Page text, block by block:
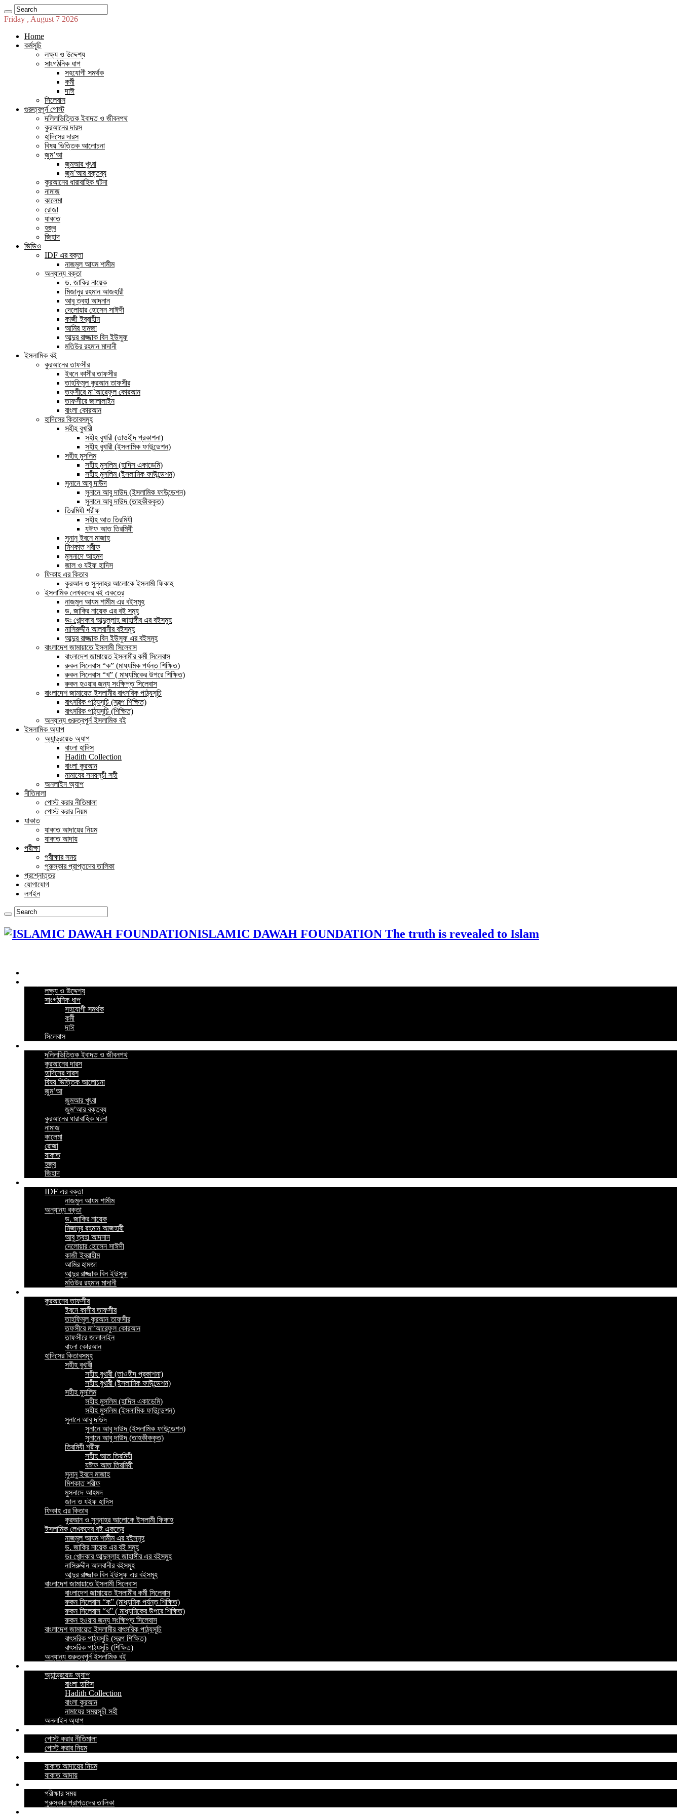
Friday , August 7 2026
Home
কর্মসূচি
লক্ষ্য ও উদ্দেশ্য
সাংগঠনিক ধাপ
সহযোগী সমর্থক
কর্মী
দাঈ
সিলেবাস
গুরুত্বপূর্ন পোস্ট
দলিলভিত্তিক ইবাদত ও জীবনপথ
কুরআনের দারস
হাদিসের দারস
বিষয় ভিত্তিক আলোচনা
জুম’আ
জুমআর খুৎবা
জুম’আর বক্তব্য
কুরআনের ধারাবাহিক ঘটনা
নামাজ
কালেমা
রোজা
যাকাত
হজ্ব
জিহাদ
ভিডিও
IDF এর বক্তা
নাজমুল আযম শামীম
অন্যান্য বক্তা
ড. জাকির নায়েক
মিজানুর রহমান আজহারী
আবু ত্বহা আদনান
দেলোয়ার হোসেন সাঈদী
কাজী ইব্রাহীম
আমির হামজা
আব্দুর রাজ্জাক বিন ইউসুফ
মতিউর রহমান মাদানী
ইসলামিক বই
কুরআনের তাফসীর
ইবনে কাসীর তাফসীর
তাহফিমুল কুরআন তাফসীর
তফসীরে মা’আরেফুল কোরআন
তাফসীরে জালালাইন
বাংলা কোরআন
হাদিসের কিতাবসমূহ
সহীহ বুখারী
সহীহ বুখারী (তাওহীদ প্রকাশনা)
সহীহ বুখারী (ইসলামিক ফাউন্ডেশন)
সহীহ মুসলিম
সহীহ মুসলিম (হাদিস একাডেমি)
সহীহ মুসলিম (ইসলামিক ফাউন্ডেশন)
সুনানে আবু দাউদ
সুনানে আবু দাউদ (ইসলামিক ফাউন্ডেশন)
সুনানে আবু দাউদ (তাহকীককৃত)
তিরমিযী শরীফ
সহীহ আত তিরমিযী
যঈফ আত তিরমিযী
সুনানু ইবনে মাজাহ
মিশকাত শরীফ
মুসনাদে আহমদ
জাল ও যইফ হাদিস
ফিকাহ এর কিতাব
কুরআন ও সুন্নাহর আলোকে ইসলামী ফিকাহ
ইসলামিক লেখকদের বই একত্রে
নাজমুল আযম শামীম এর বইসমূহ
ড. জাকির নায়েক এর বই সমূহ
ডঃ খোন্দকার আব্দুল্লাহ জাহাঙ্গীর এর বইসমুহ
নাসিরুদ্দীন আলবানীর বইসমূহ
আব্দুর রাজ্জাক বিন ইউসুফ এর বইসমূহ
বাংলাদেশ জামায়াতে ইসলামী সিলেবাস
বাংলাদেশ জামায়েত ইসলামীর কর্মী সিলেবাস
রুকন সিলেবাস “ক” (মাধ্যমিক পর্যন্ত শিক্ষিত)
রুকন সিলেবাস “খ” ( মাধ্যমিকের উপরে শিক্ষিত)
রুকন হওয়ার জন্য সংক্ষিপ্ত সিলেবাস
বাংলাদেশ জামায়েত ইসলামীর বাৎসরিক পাঠ্যসূচি
বাৎসরিক পাঠ্যসূচি (স্বল্প শিক্ষিত)
বাৎসরিক পাঠ্যসূচি (শিক্ষিত)
অন্যান্য গুরুত্বপূর্ন ইসলামিক বই
ইসলামিক অ্যাপ
অ্যান্ড্রয়েড অ্যাপ
বাংলা হাদিস
Hadith Collection
বাংলা কুরআন
নামাযের সময়সূচী সহী
অনলাইন অ্যাপ
নীতিমালা
পোস্ট করার নীতিমালা
পোস্ট করার নিয়ম
যাকাত
যাকাত আদায়ের নিয়ম
যাকাত আদায়
পরীক্ষা
পরীক্ষার সময়
পুরুস্কার প্রাপ্তদের তালিকা
প্রশ্নোত্তর
যোগাযোগ
লগইন
ISLAMIC DAWAH FOUNDATION The truth is revealed to Islam
লক্ষ্য ও উদ্দেশ্য
সাংগঠনিক ধাপ
সহযোগী সমর্থক
কর্মী
দাঈ
সিলেবাস
দলিলভিত্তিক ইবাদত ও জীবনপথ
কুরআনের দারস
হাদিসের দারস
বিষয় ভিত্তিক আলোচনা
জুম’আ
জুমআর খুৎবা
জুম’আর বক্তব্য
কুরআনের ধারাবাহিক ঘটনা
নামাজ
কালেমা
রোজা
যাকাত
হজ্ব
জিহাদ
IDF এর বক্তা
নাজমুল আযম শামীম
অন্যান্য বক্তা
ড. জাকির নায়েক
মিজানুর রহমান আজহারী
আবু ত্বহা আদনান
দেলোয়ার হোসেন সাঈদী
কাজী ইব্রাহীম
আমির হামজা
আব্দুর রাজ্জাক বিন ইউসুফ
মতিউর রহমান মাদানী
কুরআনের তাফসীর
ইবনে কাসীর তাফসীর
তাহফিমুল কুরআন তাফসীর
তফসীরে মা’আরেফুল কোরআন
তাফসীরে জালালাইন
বাংলা কোরআন
হাদিসের কিতাবসমূহ
সহীহ বুখারী
সহীহ বুখারী (তাওহীদ প্রকাশনা)
সহীহ বুখারী (ইসলামিক ফাউন্ডেশন)
সহীহ মুসলিম
সহীহ মুসলিম (হাদিস একাডেমি)
সহীহ মুসলিম (ইসলামিক ফাউন্ডেশন)
সুনানে আবু দাউদ
সুনানে আবু দাউদ (ইসলামিক ফাউন্ডেশন)
সুনানে আবু দাউদ (তাহকীককৃত)
তিরমিযী শরীফ
সহীহ আত তিরমিযী
যঈফ আত তিরমিযী
সুনানু ইবনে মাজাহ
মিশকাত শরীফ
মুসনাদে আহমদ
জাল ও যইফ হাদিস
ফিকাহ এর কিতাব
কুরআন ও সুন্নাহর আলোকে ইসলামী ফিকাহ
ইসলামিক লেখকদের বই একত্রে
নাজমুল আযম শামীম এর বইসমূহ
ড. জাকির নায়েক এর বই সমূহ
ডঃ খোন্দকার আব্দুল্লাহ জাহাঙ্গীর এর বইসমুহ
নাসিরুদ্দীন আলবানীর বইসমূহ
আব্দুর রাজ্জাক বিন ইউসুফ এর বইসমূহ
বাংলাদেশ জামায়াতে ইসলামী সিলেবাস
বাংলাদেশ জামায়েত ইসলামীর কর্মী সিলেবাস
রুকন সিলেবাস “ক” (মাধ্যমিক পর্যন্ত শিক্ষিত)
রুকন সিলেবাস “খ” ( মাধ্যমিকের উপরে শিক্ষিত)
রুকন হওয়ার জন্য সংক্ষিপ্ত সিলেবাস
বাংলাদেশ জামায়েত ইসলামীর বাৎসরিক পাঠ্যসূচি
বাৎসরিক পাঠ্যসূচি (স্বল্প শিক্ষিত)
বাৎসরিক পাঠ্যসূচি (শিক্ষিত)
অন্যান্য গুরুত্বপূর্ন ইসলামিক বই
অ্যান্ড্রয়েড অ্যাপ
বাংলা হাদিস
Hadith Collection
বাংলা কুরআন
নামাযের সময়সূচী সহী
অনলাইন অ্যাপ
পোস্ট করার নীতিমালা
পোস্ট করার নিয়ম
যাকাত আদায়ের নিয়ম
যাকাত আদায়
পরীক্ষার সময়
পুরুস্কার প্রাপ্তদের তালিকা